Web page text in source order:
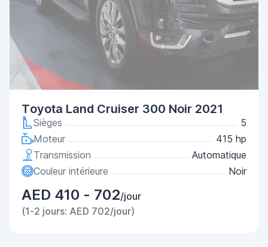
Toyota Land Cruiser 300 Noir 2021
Sièges
5
Moteur
415 hp
Transmission
Automatique
Couleur intérieure
Noir
AED 410 - 702/jour
(1-2 jours: AED 702/jour)